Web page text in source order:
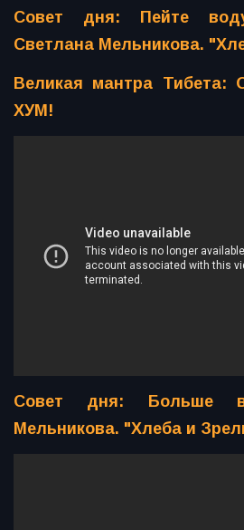
Совет дня: Пейте
Светлана Мельникова.
Великая мантра
ХУМ!
Совет дня: Больше
Мельникова. "Хлеба и